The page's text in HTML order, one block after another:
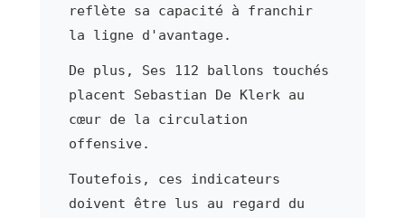
reflète sa capacité à franchir
la ligne d'avantage.
De plus, Ses 112 ballons touchés
placent Sebastian De Klerk au
cœur de la circulation
offensive.
Toutefois, ces indicateurs
doivent être lus au regard du